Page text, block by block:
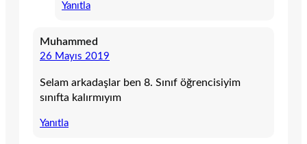
Yanıtla
Muhammed
26 Mayıs 2019
Selam arkadaşlar ben 8. Sınıf öğrencisiyim
sınıfta kalırmıyım
Yanıtla